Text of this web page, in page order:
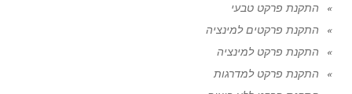
התקנת פרקט טבעי
התקנת פרקטים למינציה
התקנת פרקט למינציה
התקנת פרקט למדרגות